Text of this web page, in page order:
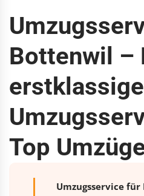
Bottenwil –
erstklassige
Top
Umzugsservice